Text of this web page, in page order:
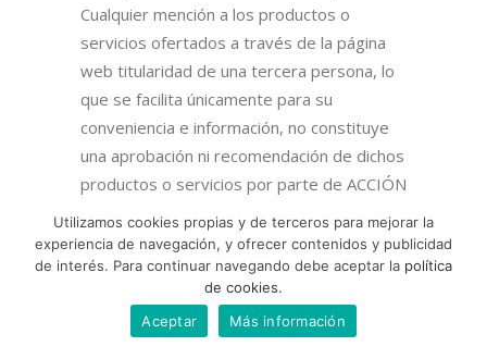
Cualquier mención a los productos o
servicios ofertados a través de la página
web titularidad de una tercera persona, lo
que se facilita únicamente para su
conveniencia e información, no constituye
una aprobación ni recomendación de dichos
productos o servicios por parte de ACCIÓN
RENOVABLES S.L.
En consonancia con lo anterior, ACCIÓN
RENOVABLES S.L. tampoco asume ninguna
clase de responsabilidad en relación con las
opiniones, comentarios o manifestaciones
Utilizamos cookies propias y de terceros para mejorar la
experiencia de navegación, y ofrecer contenidos y publicidad
de interés. Para continuar navegando debe aceptar la política
de cookies.
Aceptar
Más información